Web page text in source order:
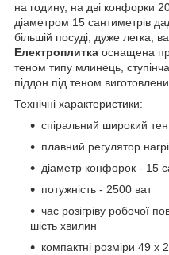
на годину, на дві конфорки
діаметром 15 сантиметрів
більшій посуді, дуже легка,
Електроплитка оснащена
теном типу млинець,
піддон під теном
Технічні характеристики:
спіральний широкий
плавний регулятор
діаметр конфорок - 15
потужність - 2500 ват
час розігріву робочої
шість хвилин
компактні розміри 49 х